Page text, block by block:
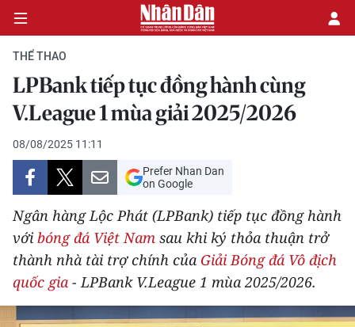
CHÍNH TRỊ
KINH TẾ
VĂN HÓA
XÃ HỘI
PHÁP LUẬT
THỂ THAO
LPBank tiếp tục đồng hành cùng
V.League 1 mùa giải 2025/2026
08/08/2025 11:11
Prefer Nhan Dan
on Google
Ngân hàng Lộc Phát (LPBank) tiếp tục đồng hành
với bóng đá Việt Nam sau khi ký thỏa thuận trở
thành nhà tài trợ chính của Giải Bóng đá Vô địch
quốc gia - LPBank V.League 1 mùa 2025/2026.